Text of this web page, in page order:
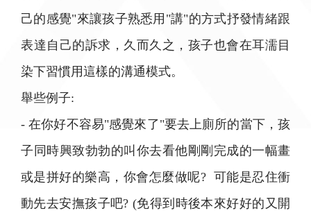
己的感覺"來讓孩子熟悉用"講"的方式抒發情緒跟
表達自己的訴求，久而久之，孩子也會在耳濡目
染下習慣用這樣的溝通模式。
舉些例子:
- 在你好不容易"感覺來了"要去上廁所的當下，孩
子同時興致勃勃的叫你去看他剛剛完成的一幅畫
或是拼好的樂高，你會怎麼做呢? 可能是忍住衝
動先去安撫孩子吧? (免得到時後本來好好的又開